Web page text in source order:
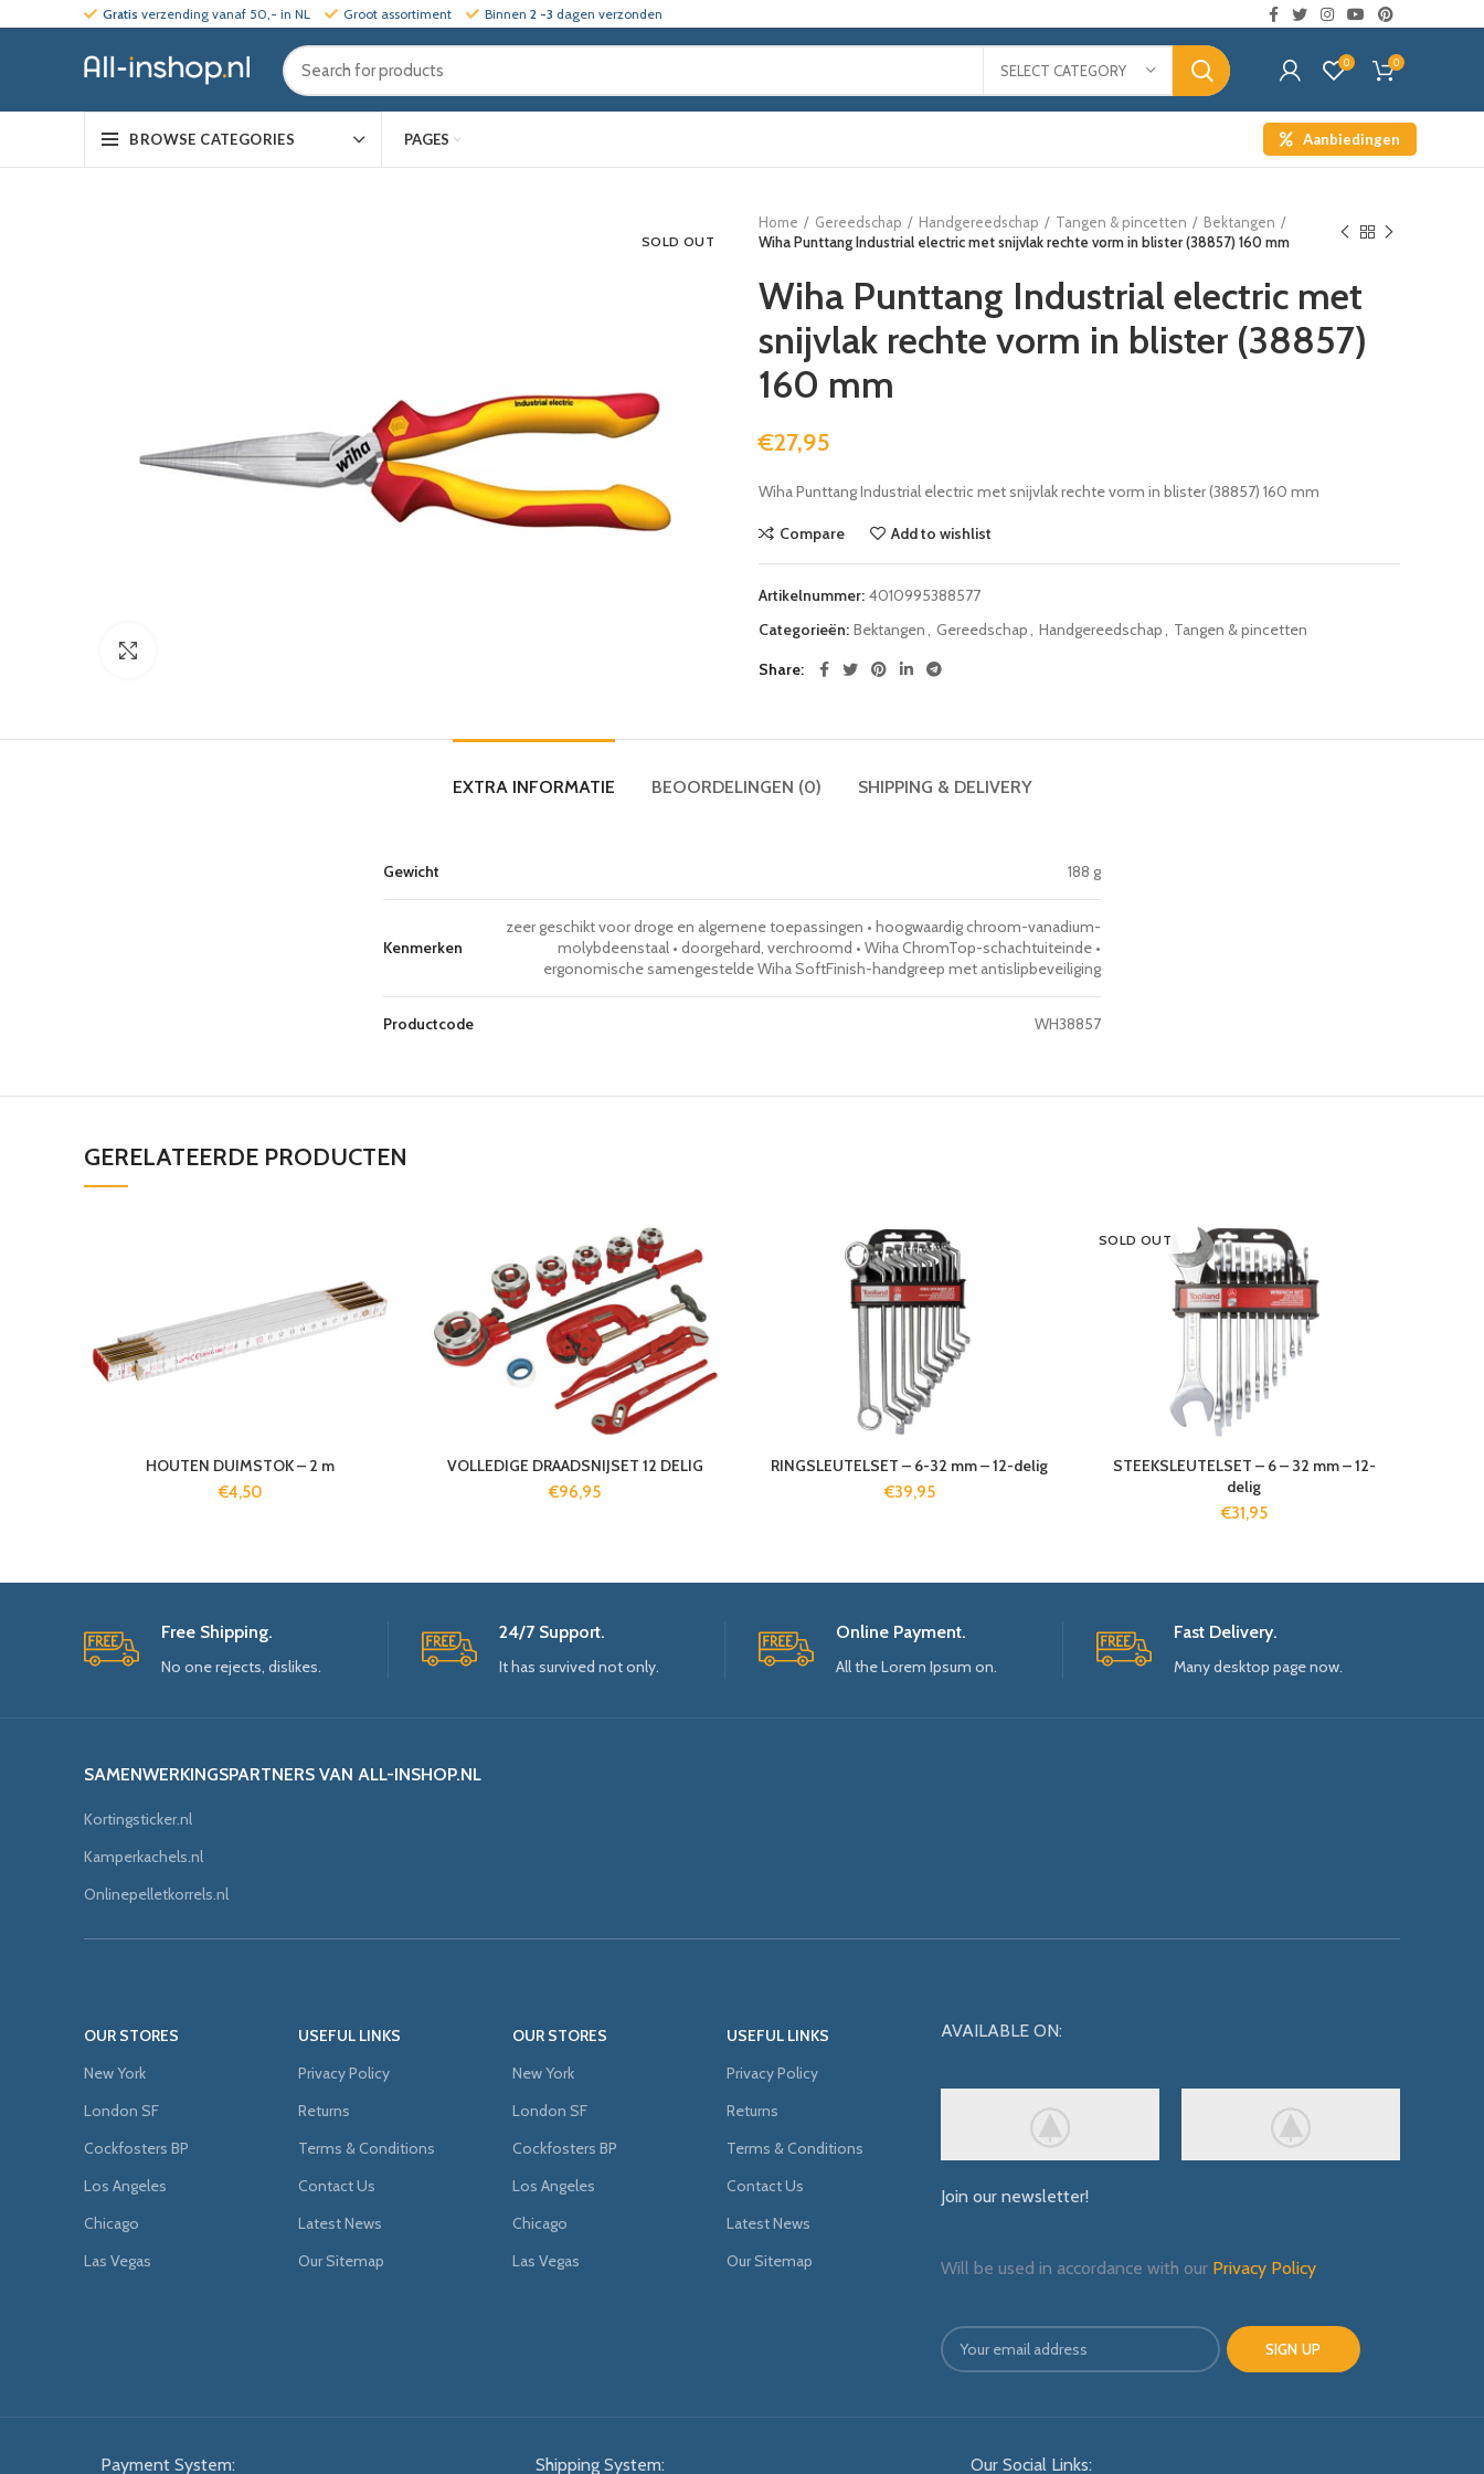
Gratis verzending vanaf 50,- in NL Groot assortiment Binnen 2 -3 dagen verzonden
SELECT CATEGORY 0 0
BROWSE CATEGORIES PAGES Aanbiedingen
SOLD OUT
Home Gereedschap Handgereedschap Tangen & pincetten
Bektangen
Wiha Punttang Industrial electric met snijvlak rechte vorm in blister (38857) 160 mm
Wiha Punttang Industrial electric met
snijvlak rechte vorm in blister (38857)
160 mm
€27,95
Wiha Punttang Industrial electric met snijvlak rechte vorm in blister (38857) 160 mm
Compare Add to wishlist
Artikelnummer: 4010995388577
Categorieën: Bektangen, Gereedschap, Handgereedschap, Tangen & pincetten
Share
EXTRA INFORMATIE BEOORDELINGEN (0) SHIPPING & DELIVERY
Gewicht 188 g
Kenmerken
zeer geschikt voor droge en algemene toepassingen • hoogwaardig chroom-vanadium-
molybdeenstaal • doorgehard, verchroomd • Wiha ChromTop-schachtuiteinde •
ergonomische samengestelde Wiha SoftFinish-handgreep met antislipbeveiliging
Productcode WH38857
GERELATEERDE PRODUCTEN
HOUTEN DUIMSTOK – 2 m
€4,50
VOLLEDIGE DRAADSNIJSET 12 DELIG
€96,95
RINGSLEUTELSET – 6-32 mm – 12-delig
€39,95
SOLD OUT
STEEKSLEUTELSET – 6 – 32 mm – 12-
delig
€31,95
Free Shipping.
No one rejects, dislikes.
24/7 Support.
It has survived not only.
Online Payment.
All the Lorem Ipsum on.
Fast Delivery.
Many desktop page now.
SAMENWERKINGSPARTNERS VAN ALL-INSHOP.NL
Kortingsticker.nl
Kamperkachels.nl
Onlinepelletkorrels.nl
OUR STORES
New York
London SF
Cockfosters BP
Los Angeles
Chicago
Las Vegas
USEFUL LINKS
Privacy Policy
Returns
Terms & Conditions
Contact Us
Latest News
Our Sitemap
OUR STORES
New York
London SF
Cockfosters BP
Los Angeles
Chicago
Las Vegas
USEFUL LINKS
Privacy Policy
Returns
Terms & Conditions
Contact Us
Latest News
Our Sitemap
AVAILABLE ON:
Join our newsletter!
Will be used in accordance with our Privacy Policy
Payment System: Shipping System: Our Social Links: